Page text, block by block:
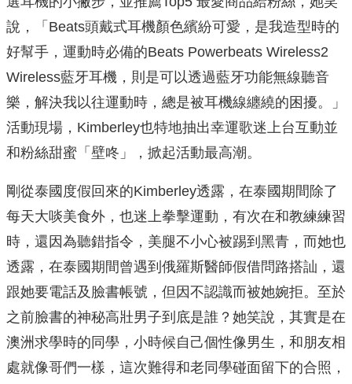
說，「Beats頭戴式耳機顏色繽紛可愛，是我造型時的
好幫手，運動時必備的Beats Powerbeats Wireless2
Wireless藍牙耳機，則是可以透過藍牙功能無線聽音
樂，解決我以往運動時，總是被耳機線纏繞的困擾。」
活動現場，Kimberley也特地抽出幸運歌迷上台互動並
和粉絲甜蜜「壁咚」，掀起活動最高潮。
剛從泰國度假回來的Kimberley透露，在泰國期間除了
每天大啖美食外，也迷上拳擊運動，有次在和教練練習
時，還因為聽錯指令，美腿不小心被踢到黑青，而她也
透露，在泰國期間曾遇到俄羅斯醫師假借問路搭訕，還
跟她要電話及臉書帳號，但因不認識而被她婉拒。至於
之前臉書的神秘高壯男子到底是誰？她笑說，其實是在
澳洲求學時的同學，小時候自己個性像男生，和朋友相
處就像哥們一樣，這次難得和老同學碰面留下的合照，